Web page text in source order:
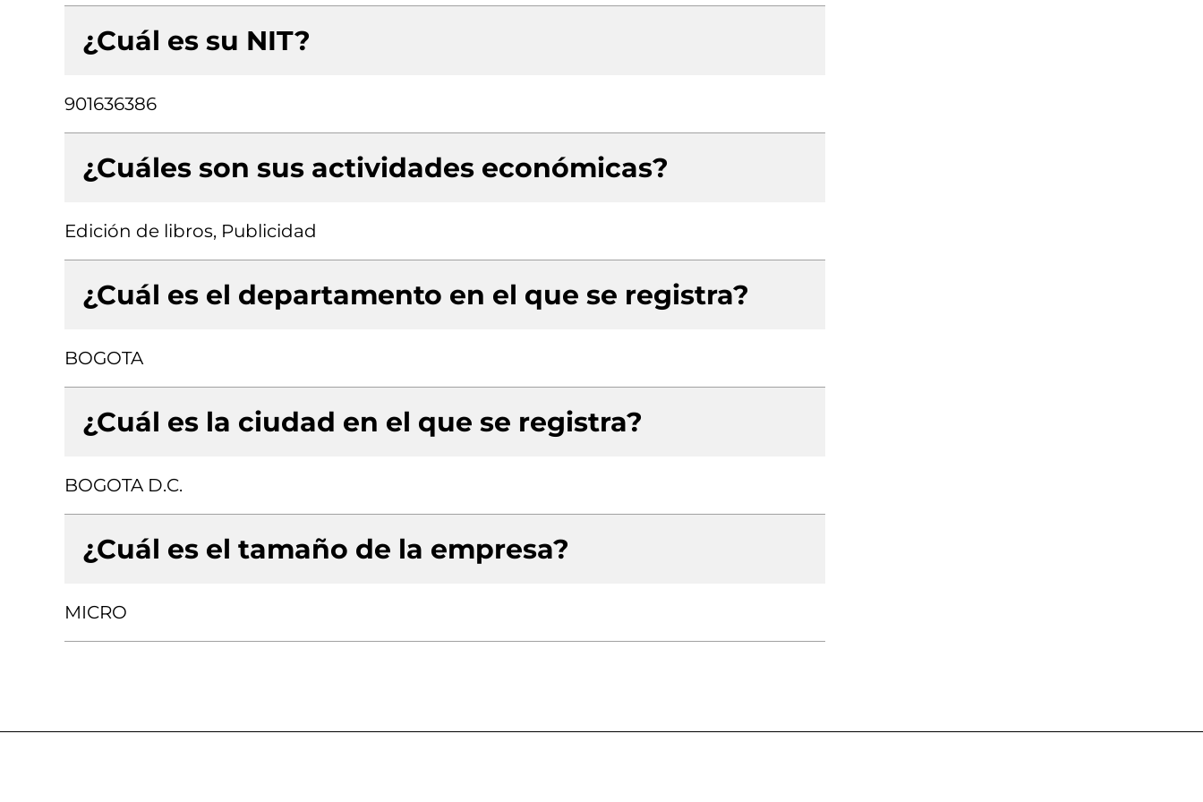
¿Cuál es su NIT?
901636386
¿Cuáles son sus actividades económicas?
Edición de libros, Publicidad
¿Cuál es el departamento en el que se registra?
BOGOTA
¿Cuál es la ciudad en el que se registra?
BOGOTA D.C.
¿Cuál es el tamaño de la empresa?
MICRO